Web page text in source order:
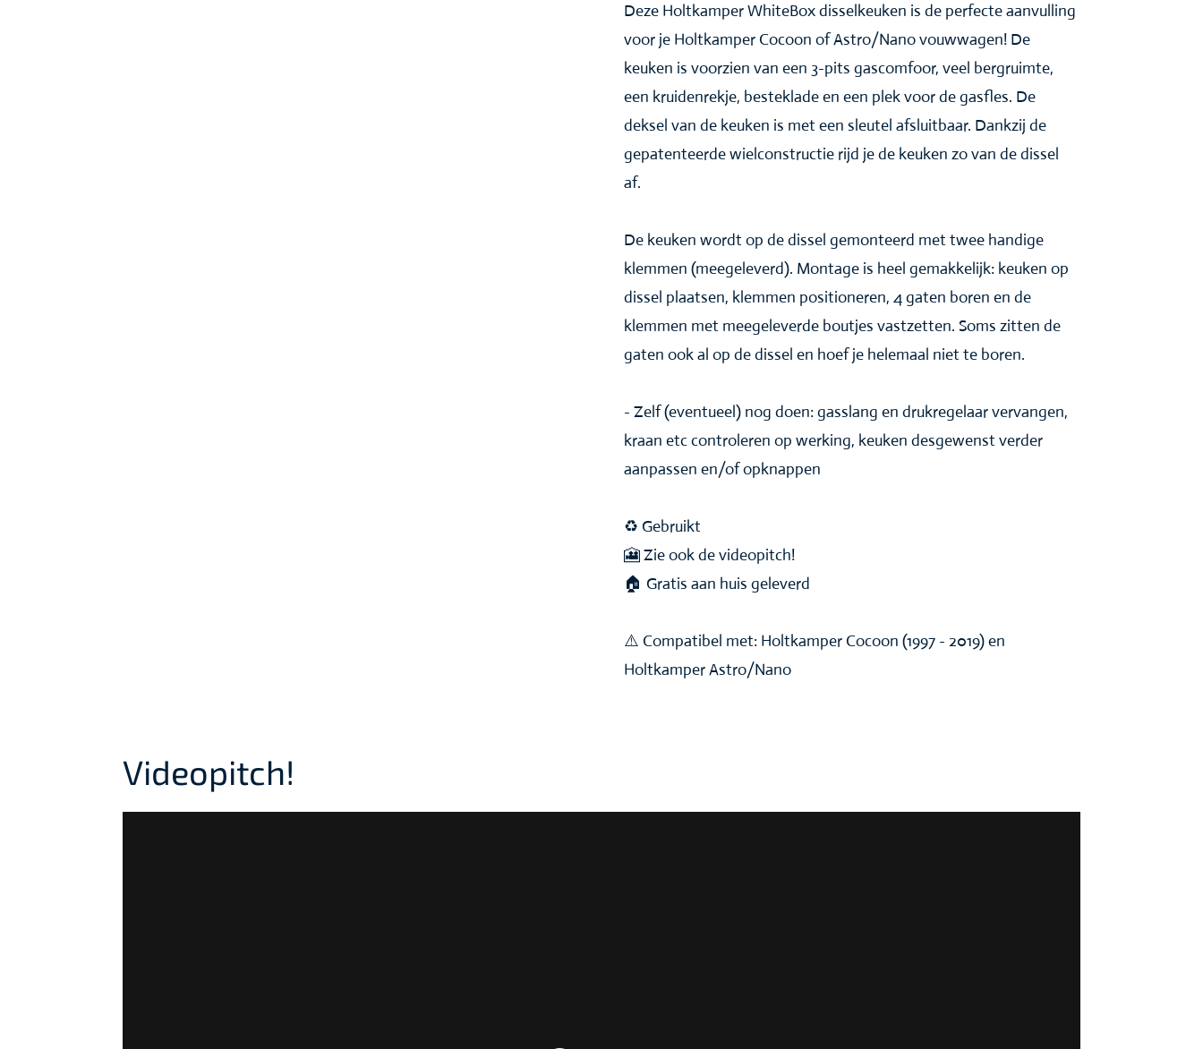
Deze Holtkamper WhiteBox disselkeuken is de perfecte aanvulling
voor je Holtkamper Cocoon of Astro/Nano vouwwagen! De
keuken is voorzien van een 3-pits gascomfoor, veel bergruimte,
een kruidenrekje, besteklade en een plek voor de gasfles. De
deksel van de keuken is met een sleutel afsluitbaar. Dankzij de
gepatenteerde wielconstructie rijd je de keuken zo van de dissel
af.
De keuken wordt op de dissel gemonteerd met twee handige
klemmen (meegeleverd). Montage is heel gemakkelijk: keuken op
dissel plaatsen, klemmen positioneren, 4 gaten boren en de
klemmen met meegeleverde boutjes vastzetten. Soms zitten de
gaten ook al op de dissel en hoef je helemaal niet te boren.
- Zelf (eventueel) nog doen: gasslang en drukregelaar vervangen,
kraan etc controleren op werking, keuken desgewenst verder
aanpassen en/of opknappen
♻️ Gebruikt
🎦 Zie ook de videopitch!
🏠 Gratis aan huis geleverd
⚠️ Compatibel met: Holtkamper Cocoon (1997 - 2019) en
Holtkamper Astro/Nano
Videopitch!